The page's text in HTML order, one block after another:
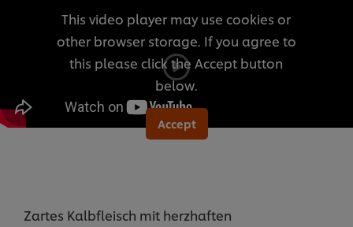
dieses
recipe
abgegeben
This video player may use cookies or
other browser storage. If you agree to
this please click the Accept button
below.
Accept
Zartes Kalbfleisch mit herzhaften